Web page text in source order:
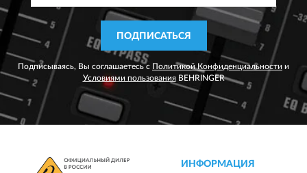
ПОДПИСАТЬСЯ
Подписываясь, Вы соглашаетесь с Политикой Конфиденциальности и
Условиями пользованияBEHRINGER
ИНФОРМАЦИЯ